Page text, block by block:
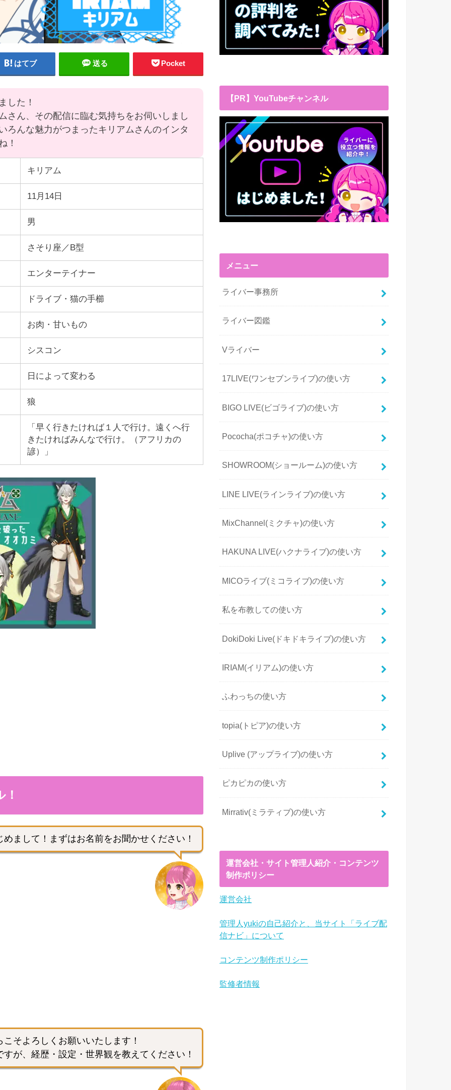
はてブ 送る Pocket
した！
さん、その配信に臨む気持ちをお伺いしまし
ろんな魅力がつまったキリアムさんのインタ
！
キリアム
11月14日
男
さそり座／B型
エンターテイナー
ドライブ・猫の手櫛
お肉・甘いもの
シスコン
日によって変わる
狼
「早く行きたければ１人で行け。遠くへ行
きたければみんなで行け。（アフリカの
諺）」
めまして！まずはお名前をお聞かせください！
こそよろしくお願いいたします！
すが、経歴・設定・世界観を教えてください！
【PR】YouTubeチャンネル
メニュー
ライバー事務所
ライバー図鑑
Vライバー
17LIVE(ワンセブンライブ)の使い方
BIGO LIVE(ビゴライブ)の使い方
Pococha(ポコチャ)の使い方
SHOWROOM(ショールーム)の使い方
LINE LIVE(ラインライブ)の使い方
MixChannel(ミクチャ)の使い方
HAKUNA LIVE(ハクナライブ)の使い方
MICOライブ(ミコライブ)の使い方
私を布教しての使い方
DokiDoki Live(ドキドキライブ)の使い方
IRIAM(イリアム)の使い方
ふわっちの使い方
topia(トピア)の使い方
Uplive (アップライブ)の使い方
ピカピカの使い方
Mirrativ(ミラティブ)の使い方
運営会社・サイト管理人紹介・コンテンツ
制作ポリシー
運営会社
管理人yukiの自己紹介と、当サイト「ライブ配
信ナビ」について
コンテンツ制作ポリシー
監修者情報